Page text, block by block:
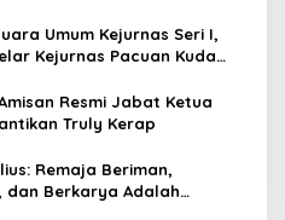
Umum Kejurnas Seri I,
Kejurnas Pacuan Kuda
Resmi Jabat Ketua
Truly Kerap
Remaja Beriman,
dan Berkarya Adalah